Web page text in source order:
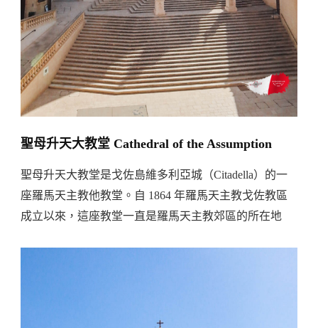
聖母升天大教堂 Cathedral of the Assumption
聖母升天大教堂是戈佐島維多利亞城（Citadella）的一
座羅馬天主教他教堂。自 1864 年羅馬天主教戈佐教區
成立以來，這座教堂一直是羅馬天主教郊區的所在地